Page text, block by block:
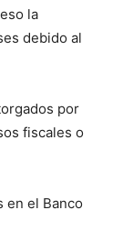
la
debido al
por
fiscales o
el Banco